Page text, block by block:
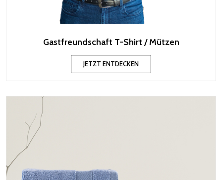
Gastfreundschaft T-Shirt / Mützen
JETZT ENTDECKEN